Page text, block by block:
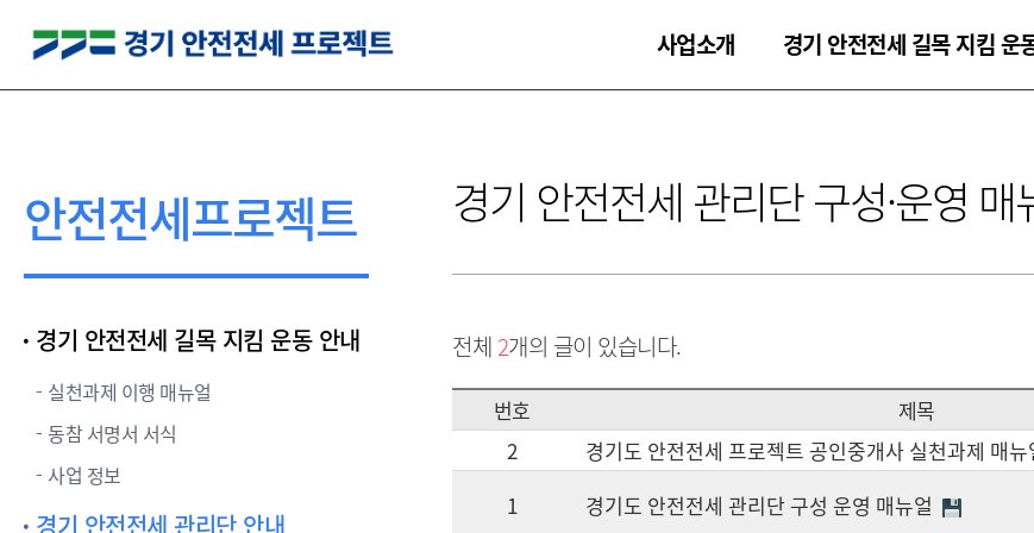
사업소개 경기 안전전세 길목 지킴 운
안전전세프로젝트
경기 안전전세 길목 지킴 운동 안내
실천과제 이행 매뉴얼
동참 서명서 서식
사업 정보
경기 안전전세 관리단 안내
경기 안전전세 관리단 구성·운영
전체 2개의 글이 있습니다.
번호 제목
2
1